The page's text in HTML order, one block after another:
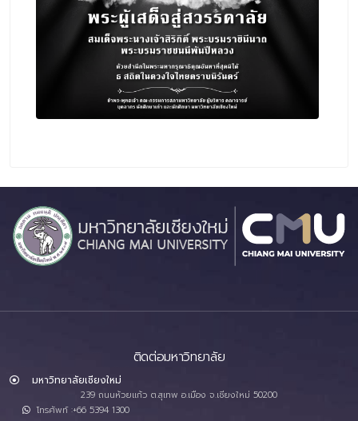
ติดต่อมหาวิทยาลัย
มหาวิทยาลัยเชียงใหม่
239 ถนนห้วยแก้ว ต.สุเทพ อ.เมือง จ.เชียงใหม่ 50200
โทรศัพท์ :+66 5394 1300